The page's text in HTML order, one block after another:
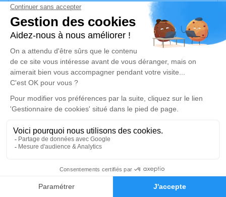
Faire-part Hommages
vos condoléances, partager des photos souvenirs, une
anecdote ou exprimer vos pensées à travers des
poèmes ou des textes. Cet endroit est un lieu
d'expression dédié à honorer la mémoire de Gilberte
MUSSET.
Un service de plantation d’arbre hommage est
disponible ici
Crémation
Crématorium du Sud Loire de Château-
Thébaud